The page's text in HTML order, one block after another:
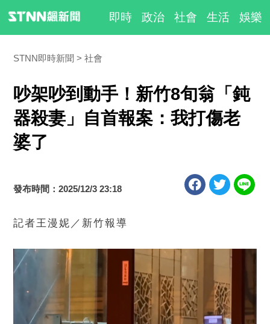
即時 政治 社會 生活 娛樂
STNN即時新聞 社會
吵架吵到動手！新竹8旬翁「鈍
器殺妻」自首報案：我打傷老
婆了
發布時間：2025/12/3 23:18
記者王漫妮／新竹報導